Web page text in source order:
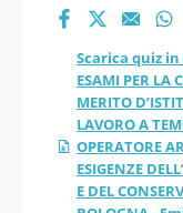
AREA I -
ARTI
Scarica quiz in
ESAMI PER LA
MERITO
LAVORO A
OPERATORE
ESIGENZE
E DEL